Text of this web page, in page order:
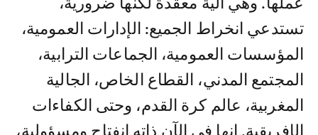
عملها. وهي آلية معقدة لكنها ضرورية،
تستدعي انخراط الجميع: الإدارات العمومية،
المؤسسات العمومية، الجماعات الترابية،
المجتمع المدني، القطاع الخاص، الجالية
المغربية، عالم كرة القدم، وحتى الكفاءات